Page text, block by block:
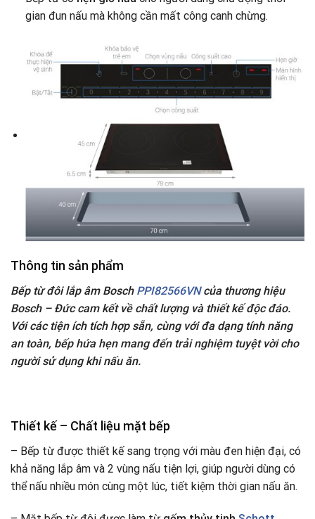
gian đun nấu mà không cần mất công canh chừng.
Thông tin sản phẩm
Bếp từ đôi lắp âm Bosch PPI82566VNcủa thương hiệu
Bosch – Đức cam kết về chất lượng và thiết kế độc đáo.
Với các tiện ích tích hợp sẵn, cùng với đa dạng tính năng
an toàn, bếp hứa hẹn mang đến trải nghiệm tuyệt vời cho
người sử dụng khi nấu ăn.
Thiết kế – Chất liệu mặt bếp
– Bếp từ được thiết kế sang trọng với màu đen hiện đại, có
khả năng lắp âm và 2 vùng nấu tiện lợi, giúp người dùng có
thể nấu nhiều món cùng một lúc, tiết kiệm thời gian nấu ăn.